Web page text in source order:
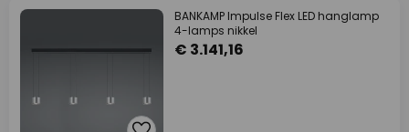
BANKAMP Impulse Flex LED hanglamp
4-lamps nikkel
€ 3.141,16